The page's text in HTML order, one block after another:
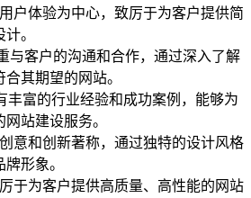
户体验为中心，致厉于为客户提供简
。
与客户的沟通和合作，通过深入了解
其期望的网站。
丰富的行业经验和成功案例，能够为
站建设服务。
意和创新著称，通过独特的设计风格
形象。
于为客户提供高质量、高性能的网站